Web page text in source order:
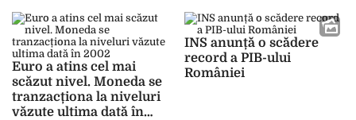
Rusiei
Euro a atins cel mai
scăzut nivel. Moneda se
tranzacționa la niveluri
văzute ultima dată în
INS anunță o scădere
record a PIB-ului
României